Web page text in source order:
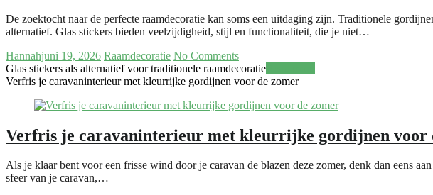
De zoektocht naar de perfecte raamdecoratie kan soms een uitdaging zijn. Traditionele
alternatief. Glas stickers bieden veelzijdigheid, stijl en functionaliteit, die je niet…
Hannahjuni 19, 2026 Raamdecoratie No Comments
Glas stickers als alternatief voor traditionele raamdecoratie
Verfris je caravaninterieur met kleurrijke gordijnen voor de zomer
Verfris je caravaninterieur met kleurrijke gordijnen voor
Als je klaar bent voor een frisse wind door je caravan de blazen deze zomer, denk dan eens
sfeer van je caravan,…